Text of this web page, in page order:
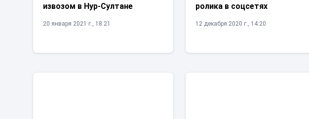
извозом в Нур-Султане
20 января 2021 г., 18:21
ролика в соцсетях
12 декабря 2020 г., 14:20